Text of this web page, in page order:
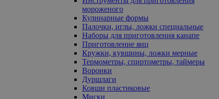
мороженого
Кулинарные формы
Палочки, иглы, ложки специальные
Наборы для приготовления канапе
Приготовление яиц
Кружки, кувшины, ложки мерные
Термометры, спиртометры, таймеры
Воронки
Дуршлаги
Ковши пластиковые
Миски